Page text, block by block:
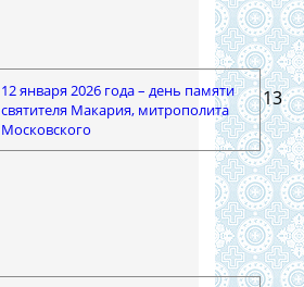
12 января 2026 года – день памяти
святителя Макария, митрополита
Московского
13